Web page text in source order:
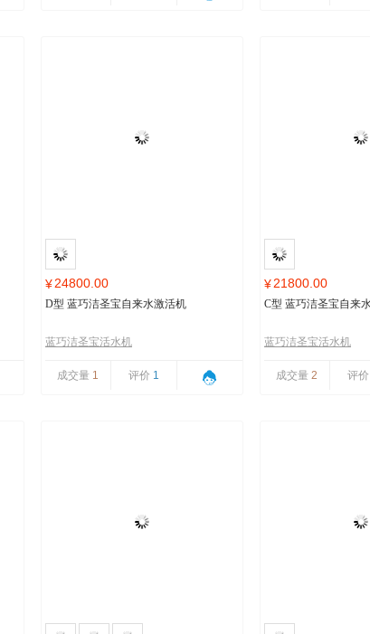
¥24800.00
D型 蓝巧洁圣宝自来水激活机
蓝巧洁圣宝活水机
成交量 1 评价 1
¥21800.00
C型 蓝巧洁圣宝自来
蓝巧洁圣宝活水机
成交量 2 评价